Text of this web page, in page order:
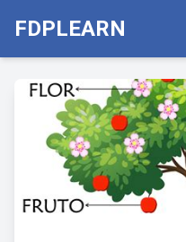
FDPLEARN